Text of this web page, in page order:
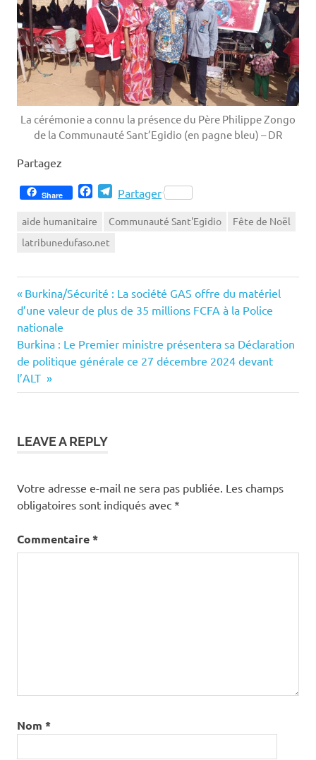
La cérémonie a connu la présence du Père Philippe Zongo
de la Communauté Sant’Egidio (en pagne bleu) – DR
Partagez
Share FacebookTelegram
Partager
aide humanitaire Communauté Sant'Egidio
Fête de Noël
latribunedufaso.net
Navigation
de
l’article
Previous
Post:
Burkina/Sécurité : La société GAS offre du matériel
d’une valeur de plus de 35 millions FCFA à la Police
nationale
Next
Post:
Burkina : Le Premier ministre présentera sa Déclaration
de politique générale ce 27 décembre 2024 devant
l’ALT
LEAVE A REPLY
Votre adresse e-mail ne sera pas publiée. Les champs
obligatoires sont indiqués avec *
Commentaire*
Nom *